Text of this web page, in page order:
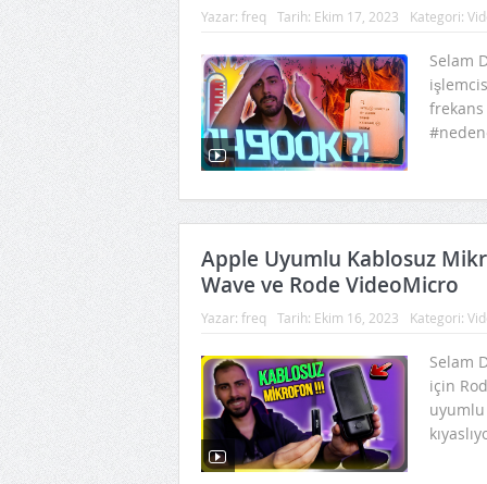
Yazar: freq Tarih: Ekim 17, 2023 Kategori:
Selam
Apple Uyumlu Kablosuz
Wave ve Rode VideoMicro
Yazar: freq Tarih: Ekim 16, 2023 Kategori:
Selam
için